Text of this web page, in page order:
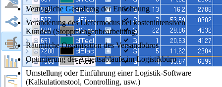
Vertragliche Gestaltung der Entlohnung
Veränderung des Liefermodus bei kostenintensiven
Kunden (Stoppmengenbearbeitung)
Räumliche Organisation des Versandbüros
Optimierung der Arbeitsabläufe im Logistikbüro
Umstellung oder Einführung einer Logistik-Software
(Kalkulationstool, Controlling, usw.)